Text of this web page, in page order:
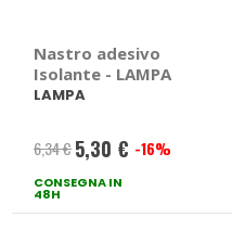
Nastro adesivo
Isolante - LAMPA
LAMPA
6,34 € Prezzo
speciale
5,30 € -16%
CONSEGNA IN
48H